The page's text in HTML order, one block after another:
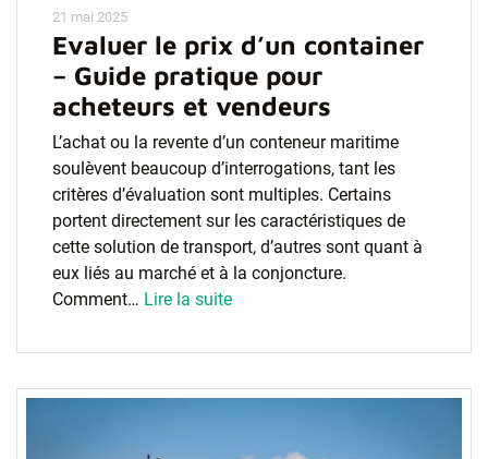
21 mai 2025
Evaluer le prix d’un container
– Guide pratique pour
acheteurs et vendeurs
L’achat ou la revente d’un conteneur maritime
soulèvent beaucoup d’interrogations, tant les
critères d’évaluation sont multiples. Certains
portent directement sur les caractéristiques de
cette solution de transport, d’autres sont quant à
eux liés au marché et à la conjoncture.
Comment… Lire la suite